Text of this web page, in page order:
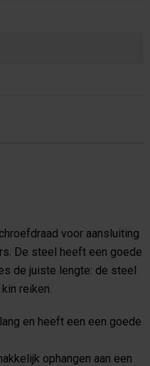
voor aansluiting
De steel heeft een goede
de juiste lengte: de steel
reiken.
en heeft een een goede
ophangen aan een